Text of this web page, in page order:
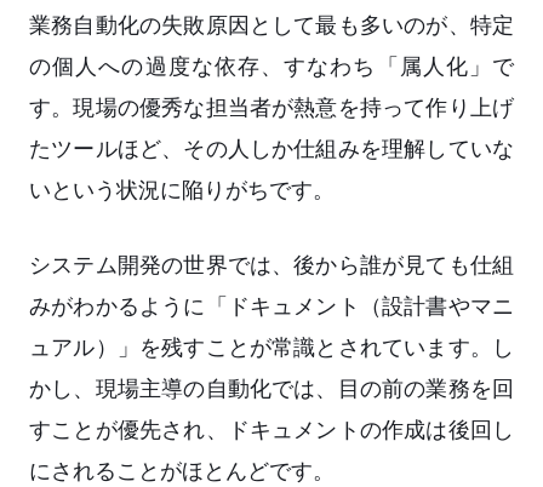
業務自動化の失敗原因として最も多いのが、特定
の個人への過度な依存、すなわち「属人化」で
す。現場の優秀な担当者が熱意を持って作り上げ
たツールほど、その人しか仕組みを理解していな
いという状況に陥りがちです。
システム開発の世界では、後から誰が見ても仕組
みがわかるように「ドキュメント（設計書やマニ
ュアル）」を残すことが常識とされています。し
かし、現場主導の自動化では、目の前の業務を回
すことが優先され、ドキュメントの作成は後回し
にされることがほとんどです。